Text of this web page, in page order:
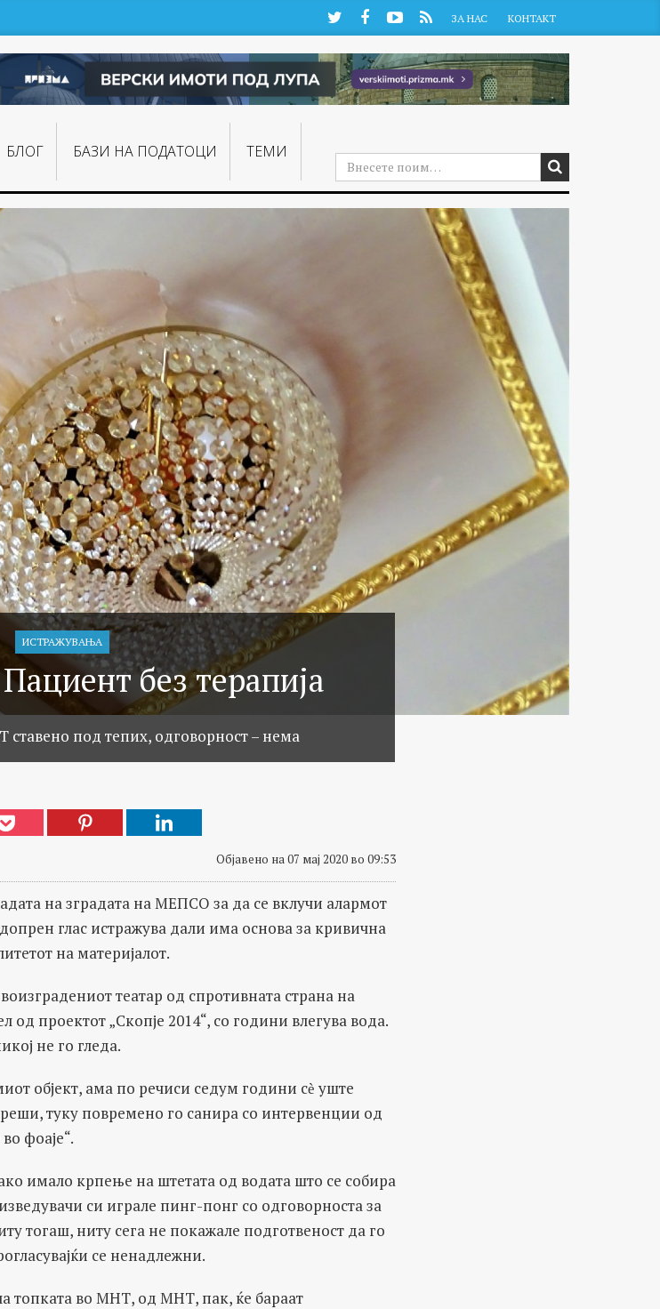
TwitterFacebookYouTube
RSS ЗА НАС КОНТАКТ
БЛОГ БАЗИ НА ПОДАТОЦИ ТЕМИ
ИСТРАЖУВАЊA
без терапија
под тепих, одговорност – нема
Објавено на 07 мај 2020 во 09:53
на зградата на МЕПСО за да се вклучи алармот
глас истражува дали има основа за кривична
на материјалот.
театар од спротивната страна на
проектот „Скопје 2014“, со години влегува вода.
не го гледа.
објект, ама по речиси седум години сѐ уште
туку повремено го санира со интервенции од
фоаје“.
имало крпење на штетата од водата што се собира
си играле пинг-понг со одговорноста за
тогаш, ниту сега не покажале подготвеност да го
се ненадлежни.
топката во МНТ, од МНТ, пак, ќе бараат